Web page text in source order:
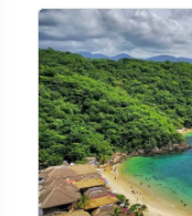
Conectarte